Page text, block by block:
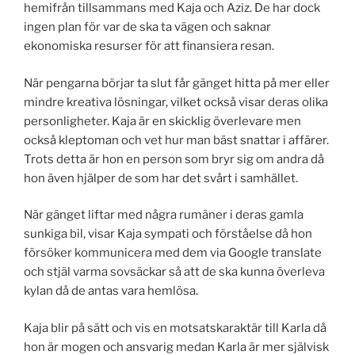
hemifrån tillsammans med Kaja och Aziz. De har dock
ingen plan för var de ska ta vägen och saknar
ekonomiska resurser för att finansiera resan.
När pengarna börjar ta slut får gänget hitta på mer eller
mindre kreativa lösningar, vilket också visar deras olika
personligheter. Kaja är en skicklig överlevare men
också kleptoman och vet hur man bäst snattar i affärer.
Trots detta är hon en person som bryr sig om andra då
hon även hjälper de som har det svårt i samhället.
När gänget liftar med några rumäner i deras gamla
sunkiga bil, visar Kaja sympati och förståelse då hon
försöker kommunicera med dem via Google translate
och stjäl varma sovsäckar så att de ska kunna överleva
kylan då de antas vara hemlösa.
Kaja blir på sätt och vis en motsatskaraktär till Karla då
hon är mogen och ansvarig medan Karla är mer självisk